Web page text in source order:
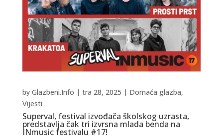
Superval, festival izvođača školskog uzrasta,
predstavlja čak tri izvrsna mlada benda na
INmusic festivalu #17!
by Glazbeni.Info | tra 28, 2025 | Domaća glazba,
Vijesti